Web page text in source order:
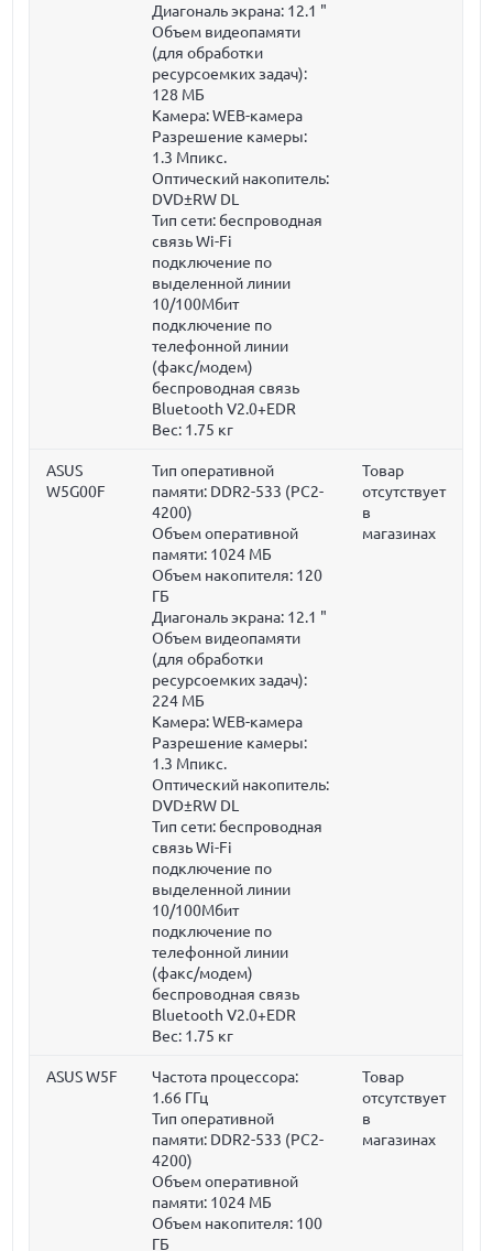
Диагональ экрана: 12.1 "
Объем видеопамяти
(для обработки
ресурсоемких задач):
128 МБ
Камера: WEB-камера
Разрешение камеры:
1.3 Мпикс.
Оптический накопитель:
DVD±RW DL
Тип сети: беспроводная
связь Wi-Fi
подключение по
выделенной линии
10/100Мбит
подключение по
телефонной линии
(факс/модем)
беспроводная связь
Bluetooth V2.0+EDR
Вес: 1.75 кг
ASUS
W5G00F
Тип оперативной
памяти: DDR2-533 (PC2-
4200)
Объем оперативной
памяти: 1024 МБ
Объем накопителя: 120
ГБ
Диагональ экрана: 12.1 "
Объем видеопамяти
(для обработки
ресурсоемких задач):
224 МБ
Камера: WEB-камера
Разрешение камеры:
1.3 Мпикс.
Оптический накопитель:
DVD±RW DL
Тип сети: беспроводная
связь Wi-Fi
подключение по
выделенной линии
10/100Мбит
подключение по
телефонной линии
(факс/модем)
беспроводная связь
Bluetooth V2.0+EDR
Вес: 1.75 кг
Товар
отсутствует
в
магазинах
ASUS W5F
Частота процессора:
1.66 ГГц
Тип оперативной
памяти: DDR2-533 (PC2-
4200)
Объем оперативной
памяти: 1024 МБ
Объем накопителя: 100
ГБ
Товар
отсутствует
в
магазинах